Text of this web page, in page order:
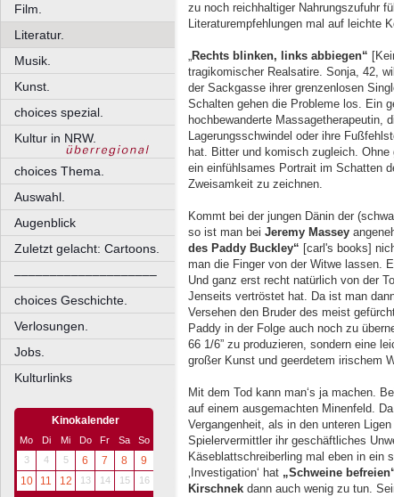
Film.
Literatur.
Musik.
Kunst.
choices spezial.
Kultur in NRW.
choices Thema.
Auswahl.
Augenblick
Zuletzt gelacht: Cartoons.
––––––––––––––––––––
choices Geschichte.
Verlosungen.
Jobs.
Kulturlinks
Kinokalender
Mo Di Mi Do Fr Sa
So
3
4 5 6 7 8
9
10
11 12 13 14 15 16
zu noch reichhaltiger Nahrungszufuhr
Literaturempfehlungen mal auf leichte
„Rechts blinken, links abbiegen“
tragikomischer Realsatire. Sonja, 42,
der Sackgasse ihrer grenzenlosen
Schalten gehen die Probleme los. Ein
hochbewanderte Massagetherapeutin,
Lagerungsschwindel oder ihre
hat. Bitter und komisch zugleich.
ein einfühlsames Portrait im Schatten
Zweisamkeit zu zeichnen.
Kommt bei der jungen Dänin der
so ist man bei Jeremy Massey
des Paddy Buckley“ [carl's books]
man die Finger von der Witwe lassen.
Und ganz erst recht natürlich von der
Jenseits vertröstet hat. Da ist man
Versehen den Bruder des meist
Paddy in der Folge auch noch zu
66 1/6” zu produzieren, sondern eine
großer Kunst und geerdetem irischem
Mit dem Tod kann man‘s ja machen.
auf einem ausgemachten Minenfeld.
Vergangenheit, als in den unteren
Spielervermittler ihr geschäftliches
Käseblattschreiberling mal eben in ein
‚Investigation‘ hat „Schweine
Kirschnek dann auch wenig zu tun.